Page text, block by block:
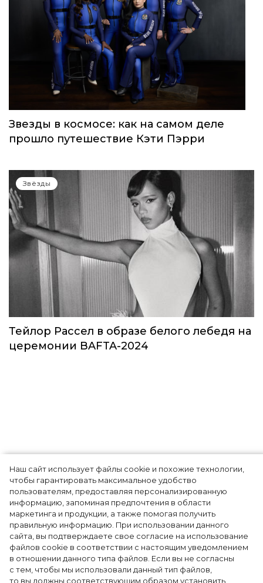
Наш сайт использует файлы cookie и похожие технологии,
чтобы гарантировать максимальное удобство
пользователям, предоставляя персонализированную
информацию, запоминая предпочтения в области
маркетинга и продукции, а также помогая получить
правильную информацию. При использовании данного
сайта, вы подтверждаете свое согласие на использование
файлов cookie в соответствии с настоящим уведомлением
в отношении данного типа файлов. Если вы не согласны
с тем, чтобы мы использовали данный тип файлов,
то вы должны соответствующим образом установить
WOMEN’S WORLD: в Москве прошел
запуск нового женского клуба
Звёзды
Звезды в космосе: как на самом деле
прошло путешествие Кэти Пэрри
Тейлор Рассел в образе белого лебедя на
церемонии BAFTA-2024